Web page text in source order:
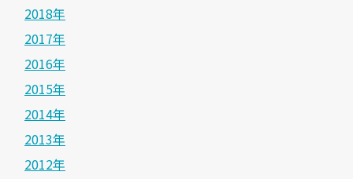
2018年
2017年
2016年
2015年
2014年
2013年
2012年